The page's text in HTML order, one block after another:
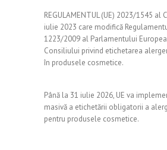
REGULAMENTUL (UE) 2023/1545 al
iulie 2023 care modifică
1223/2009 al Parlamentului
Consiliului privind etichetarea
în produsele cosmetice.
Până la 31 iulie 2026, UE va
masivă a etichetării obligatorii a
pentru produsele cosmetice.